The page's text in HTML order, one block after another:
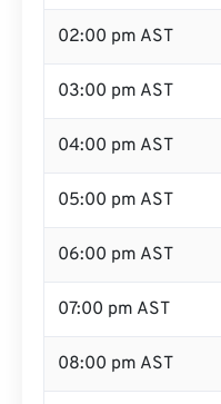
02:00 pm AST
03:00 pm AST
04:00 pm AST
05:00 pm AST
06:00 pm AST
07:00 pm AST
08:00 pm AST